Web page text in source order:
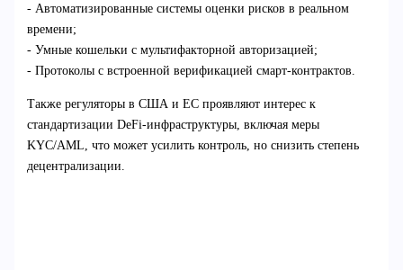
- Автоматизированные системы оценки рисков в реальном
времени;
- Умные кошельки с мультифакторной авторизацией;
- Протоколы с встроенной верификацией смарт-контрактов.
Также регуляторы в США и ЕС проявляют интерес к
стандартизации DeFi-инфраструктуры, включая меры
KYC/AML, что может усилить контроль, но снизить степень
децентрализации.